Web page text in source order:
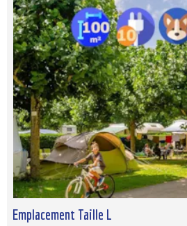
Emplacement Taille L